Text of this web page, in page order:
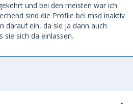
und bei den meisten war ich
sind die Profile bei msd inaktiv
darauf ein, da sie ja dann auch
sie sich da einlassen.